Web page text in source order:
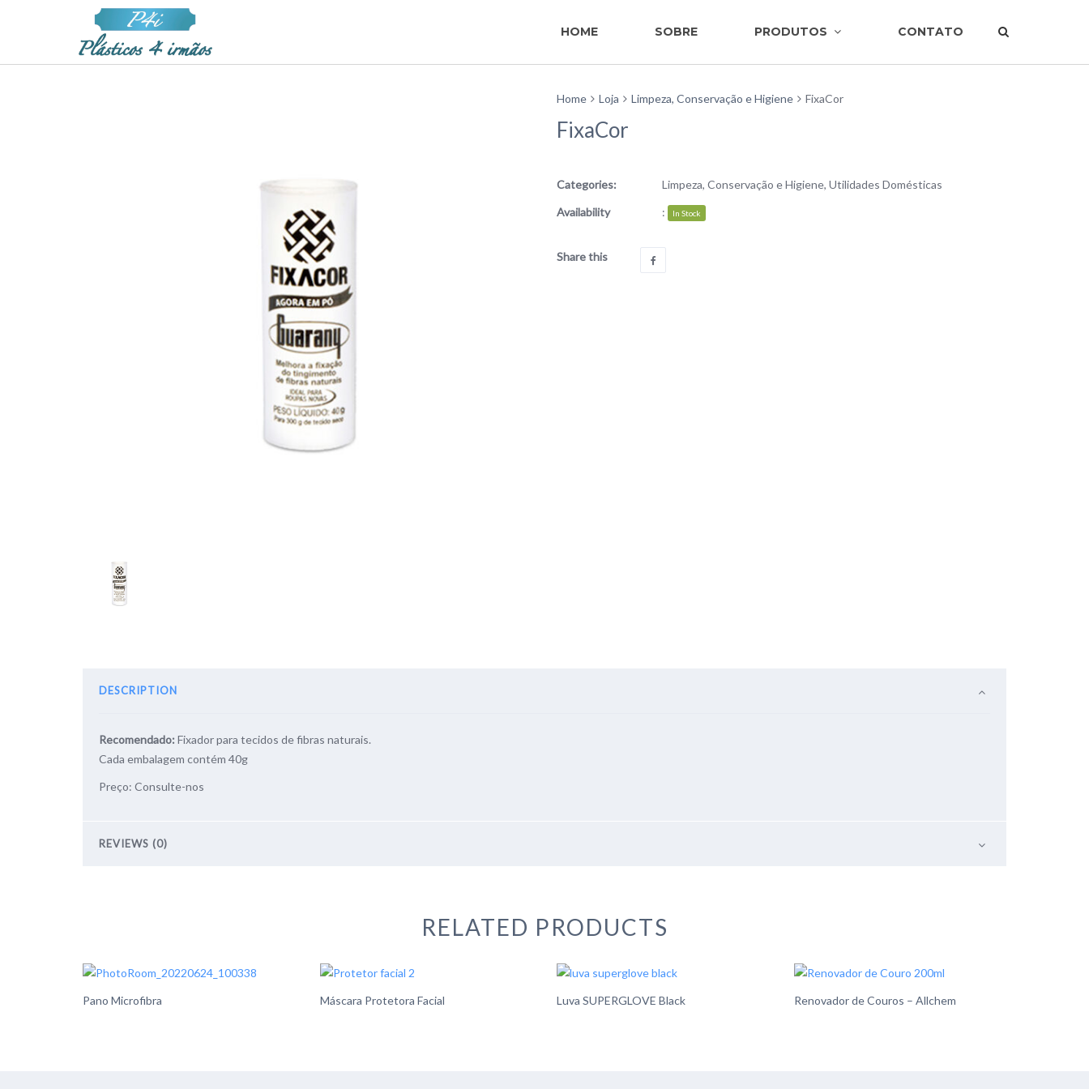
HOME SOBRE PRODUTOS CONTATO
Home Loja Limpeza, Conservação e Higiene FixaCor
FixaCor
Categories: Limpeza, Conservação e Higiene, Utilidades Domésticas
Availability
: In Stock
Share this
DESCRIPTION
Recomendado: Fixador para tecidos de fibras naturais.
Cada embalagem contém 40g
Preço: Consulte-nos
REVIEWS (0)
RELATED PRODUCTS
Pano Microfibra Máscara Protetora Facial Luva SUPERGLOVE Black Renovador de Couros – Allchem